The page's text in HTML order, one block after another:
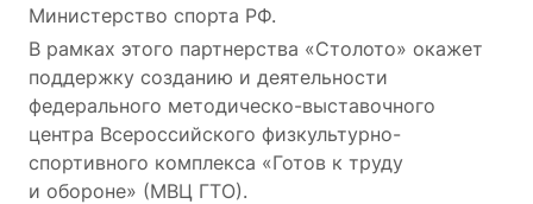
Министерство спорта РФ.
В рамках этого партнерства «Столото» окажет
поддержку созданию и деятельности
федерального методическо-выставочного
центра Всероссийского физкультурно-
спортивного комплекса «Готов к труду
и обороне» (МВЦ ГТО).